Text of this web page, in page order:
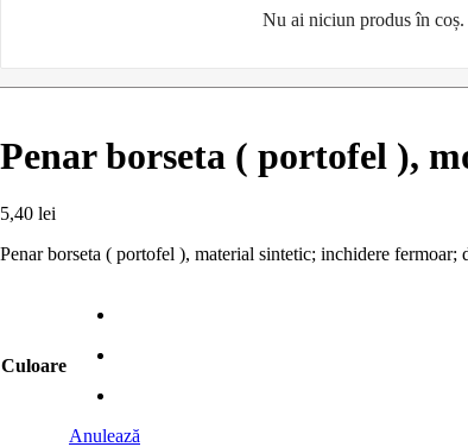
Nu ai niciun produs în coș.
Penar borseta ( portofel ),
5,40 lei
Penar borseta ( portofel ), material sintetic; inchidere
Culoare
Anulează